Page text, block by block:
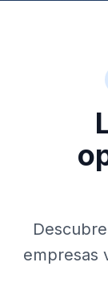
empresas